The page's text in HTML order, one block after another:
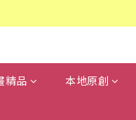
精品 本地原創